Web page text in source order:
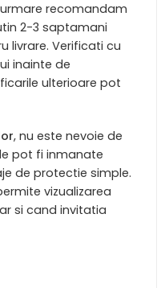
recomandam
2-3 saptamani
livrare. Verificati cu
inainte de
ulterioare pot
, nu este nevoie de
pot fi inmanate
de protectie simple.
vizualizarea
si cand invitatia